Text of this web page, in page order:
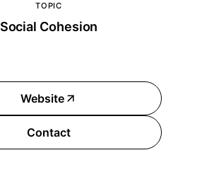
TOPIC
Social Cohesion
Website
Contact